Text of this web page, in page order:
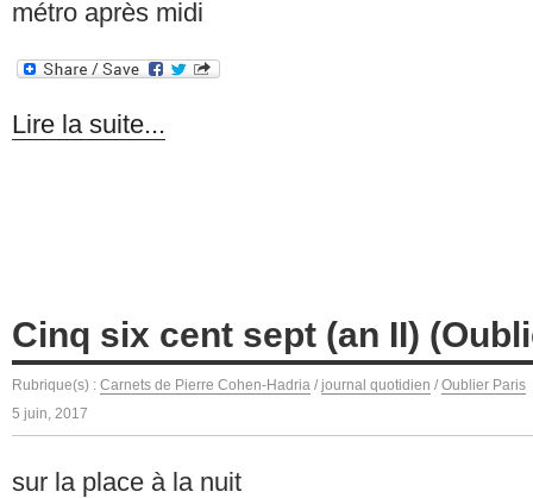
métro après midi
Lire la suite...
Cinq six cent sept (an II)
Rubrique(s) : Carnets de Pierre Cohen-Hadria / journal quotidien / Oublier Paris
5 juin, 2017
sur la place à la nuit